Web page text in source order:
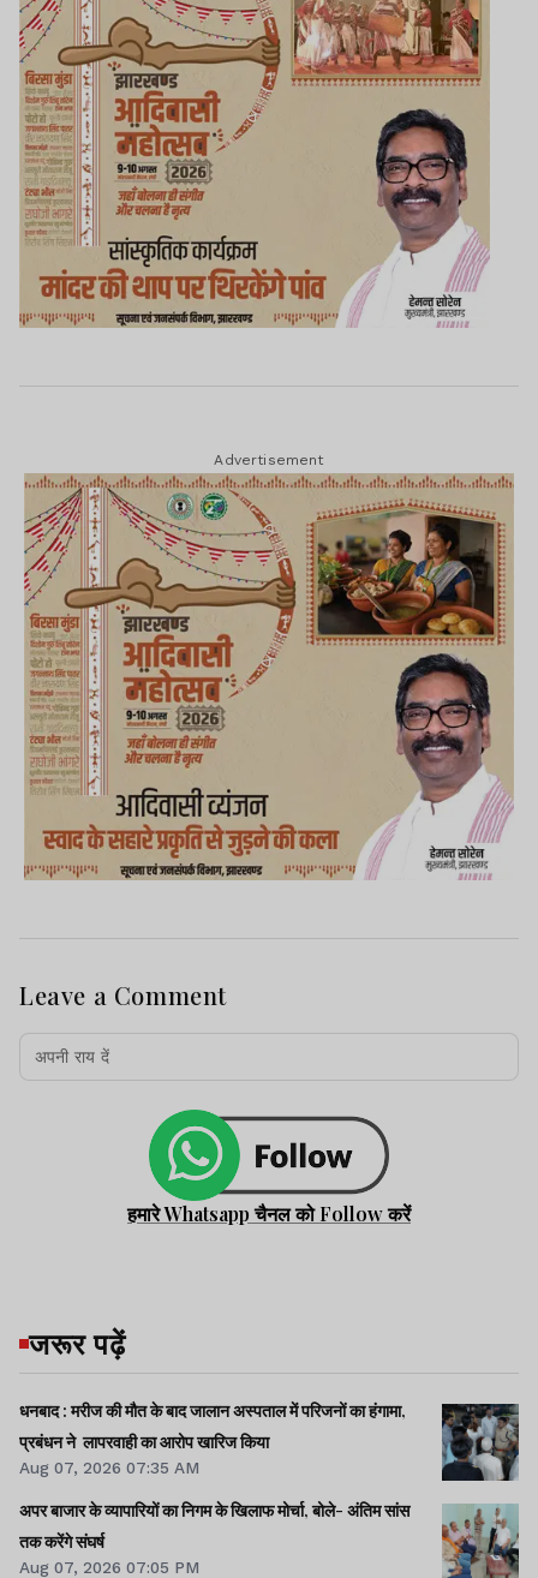
Advertisement
Leave a Comment
हमारे Whatsapp चैनल को Follow करें
जरूर पढ़ें
धनबाद : मरीज की मौत के बाद जालान अस्पताल में परिजनों का हंगामा,
प्रबंधन ने लापरवाही का आरोप खारिज किया
Aug 07, 2026 07:35 AM
अपर बाजार के व्यापारियों का निगम के खिलाफ मोर्चा, बोले- अंतिम सांस
तक करेंगे संघर्ष
Aug 07, 2026 07:05 PM